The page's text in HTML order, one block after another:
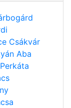
Csákvár
Aba
Perkáta